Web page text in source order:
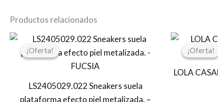
Productos relacionados
¡Oferta!
¡Oferta!
LS2405029.022 Sneakers suela
plataforma efecto piel metalizada. –
El
original
era:
El
actual
¡Oferta!
¡Oferta!
LOLA